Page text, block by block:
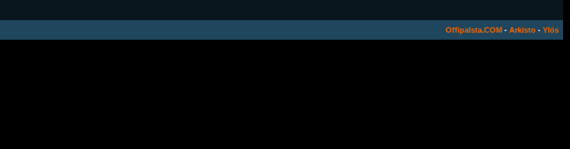
Offipalsta.COM - Arkisto - Ylös